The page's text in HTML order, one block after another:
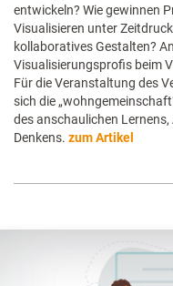
entwickeln? Wie gewinnen
Visualisieren unter
kollaboratives Gestalten?
Visualisierungsprofis beim
Für die Veranstaltung des
sich die
des anschaulichen
Denkens. zum Artikel